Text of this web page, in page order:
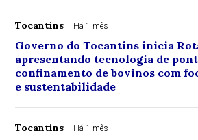
Tocantins Há 1 mês
Governo do Tocantins inicia
apresentando tecnologia de
confinamento de bovinos com
e sustentabilidade
Tocantins Há 1 mês